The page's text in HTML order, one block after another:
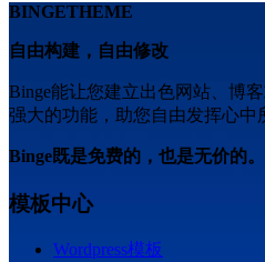
BINGETHEME
自由构建，自由修改
Binge能让您建立出色网站、博
强大的功能，助您自由发挥心中
Binge既是免费的，也是无价的。
模板中心
Wordpress模板